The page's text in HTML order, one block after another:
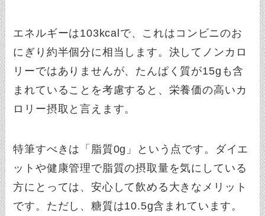
エネルギーは103kcalで、これはコンビニのお
にぎり約半個分に相当します。決してノンカロ
リーではありませんが、たんぱく質が15gも含
まれていることを考慮すると、栄養価の高いカ
ロリー摂取と言えます。
特筆すべきは「脂質0g」という点です。ダイエ
ットや健康管理で脂質の摂取量を気にしている
方にとっては、安心して飲める大きなメリット
です。ただし、糖質は10.5g含まれています。